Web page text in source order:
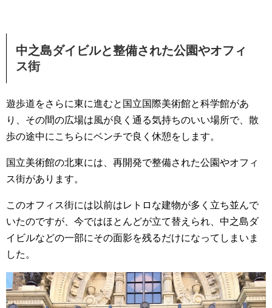
中之島ダイビルと整備された公園やオフィ
ス街
遊歩道をさらに東に進むと国立国際美術館と科学館があ
り、その間の広場は風が良く通る気持ちのいい場所で、散
歩の途中にこちらにベンチで良く休憩をします。
国立美術館の北東には、再開発で整備された公園やオフィ
ス街があります。
このオフィス街には以前はレトロな建物が多く立ち並んで
いたのですが、今ではほとんどが立て替えられ、中之島ダ
イビルなどの一部にその面影を残るだけになってしまいま
した。